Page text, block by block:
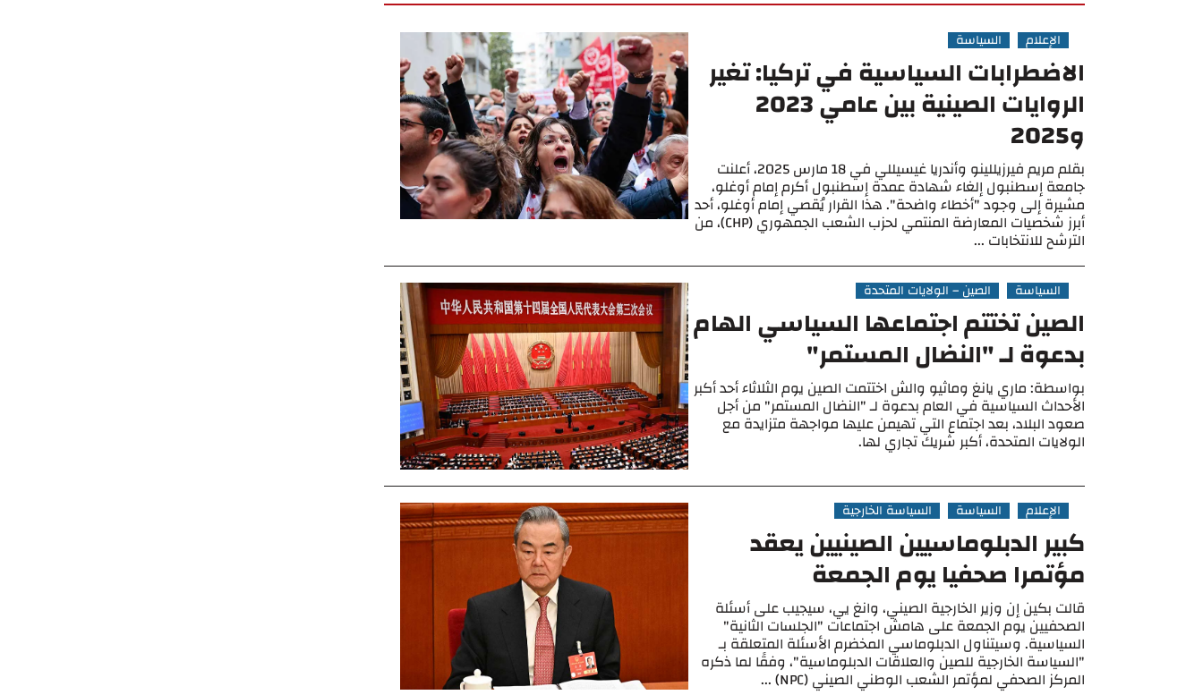
الإعلام السياسة
الاضطرابات السياسية في تركيا: تغير
الروايات الصينية بين عامي 2023
و2025
بقلم مريم فيرزيللينو وأندريا غيسيللي في 18 مارس 2025، أعلنت
جامعة إسطنبول إلغاء شهادة عمدة إسطنبول أكرم إمام أوغلو،
مشيرة إلى وجود "أخطاء واضحة". هذا القرار يُقصي إمام أوغلو، أحد
أبرز شخصيات المعارضة المنتمي لحزب الشعب الجمهوري (CHP)، من
الترشح للانتخابات ...
السياسة الصين – الولايات المتحدة
الصين تختتم اجتماعها السياسي الهام
بدعوة لـ "النضال المستمر"
بواسطة: ماري يانغ وماثيو والش اختتمت الصين يوم الثلاثاء أحد أكبر
الأحداث السياسية في العام بدعوة لـ "النضال المستمر" من أجل
صعود البلاد، بعد اجتماع التي تهيمن عليها مواجهة متزايدة مع
الولايات المتحدة، أكبر شريك تجاري لها.
الإعلام السياسة السياسة الخارجية
كبير الدبلوماسيين الصينيين يعقد
مؤتمرا صحفيا يوم الجمعة
قالت بكين إن وزير الخارجية الصيني، وانغ يي، سيجيب على أسئلة
الصحفيين يوم الجمعة على هامش اجتماعات "الجلسات الثانية"
السياسية. وسيتناول الدبلوماسي المخضرم الأسئلة المتعلقة بـ
"السياسة الخارجية للصين والعلاقات الدبلوماسية"، وفقًا لما ذكره
المركز الصحفي لمؤتمر الشعب الوطني الصيني (NPC) ...